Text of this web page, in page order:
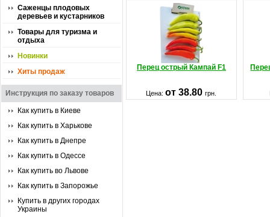
Саженцы плодовых
деревьев и кустарников
Товары для туризма и
отдыха
Новинки
Хиты продаж
Инструкция по заказу товаров
Как купить в Киеве
Как купить в Харькове
Как купить в Днепре
Как купить в Одессе
Как купить во Львове
Как купить в Запорожье
Купить в других городах
Украины
Перец острый Кампай F1
Цена:от 38.80грн.